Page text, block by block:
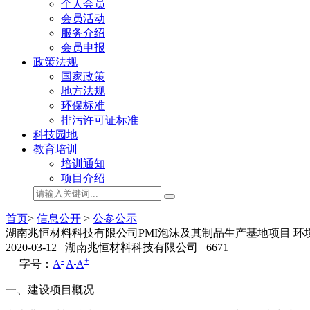
个人会员
会员活动
服务介绍
会员申报
政策法规
国家政策
地方法规
环保标准
排污许可证标准
科技园地
教育培训
培训通知
项目介绍
首页> 信息公开 > 公参公示
湖南兆恒材料科技有限公司PMI泡沫及其制品生产基地项目 环
2020-03-12 湖南兆恒材料科技有限公司 6671
字号： A- A A+
一、建设项目概况